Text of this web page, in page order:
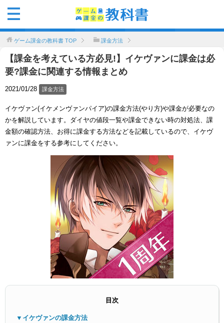
ゲーム課金の教科書 TOP 課金方法
【課金を考えている方必見!】イケヴァンに課金は必
要?課金に関連する情報まとめ
2021/01/28 課金方法
イケヴァン(イケメンヴァンパイア)の課金方法(やり方)や課金が必要なの
かを解説しています。ダイヤの値段一覧や課金できない時の対処法、課
金額の確認方法、お得に課金する方法などを記載しているので、イケヴ
ァンに課金をする参考にしてください。
目次
▼イケヴァンの課金方法